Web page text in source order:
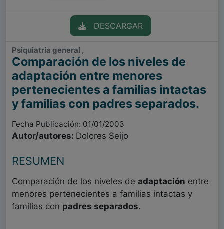
DESCARGAR
Psiquiatría general ,
Comparación de los niveles de
adaptación entre menores
pertenecientes a familias intactas
y familias con padres separados.
Fecha Publicación: 01/01/2003
Autor/autores: Dolores Seijo
RESUMEN
Comparación de los niveles de adaptación entre
menores pertenecientes a familias intactas y
familias con padres separados.